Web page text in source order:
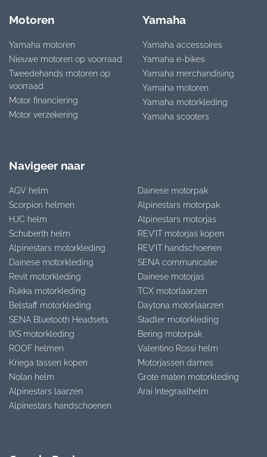
Motoren
Yamaha motoren
Nieuwe motoren op voorraad
Tweedehands motoren op
voorraad
Motor financiering
Motor verzekering
Yamaha
Yamaha accessoires
Yamaha e-bikes
Yamaha merchandising
Yamaha motoren
Yamaha motorkleding
Yamaha scooters
Navigeer naar
AGV helm
Scorpion helmen
HJC helm
Schuberth helm
Alpinestars motorkleding
Dainese motorkleding
Revit motorkleding
Rukka motorkleding
Belstaff motorkleding
SENA Bluetooth Headsets
IXS motorkleding
ROOF helmen
Kriega tassen kopen
Nolan helm
Alpinestars laarzen
Alpinestars handschoenen
Dainese motorpak
Alpinestars motorpak
Alpinestars motorjas
REV’IT motorjas kopen
REV’IT handschoenen
SENA communicatie
Dainese motorjas
TCX motorlaarzen
Daytona motorlaarzen
Stadler motorkleding
Bering motorpak
Valentino Rossi helm
Motorjassen dames
Grote maten motorkleding
Arai Integraalhelm